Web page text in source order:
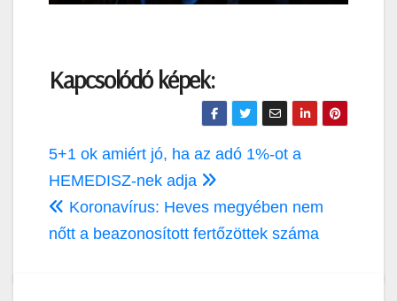
Kapcsolódó képek:
Bejegyzés
navigáció
5+1 ok amiért jó, ha az adó 1%-ot a
HEMEDISZ-nek adja
Koronavírus: Heves megyében nem
nőtt a beazonosított fertőzöttek száma